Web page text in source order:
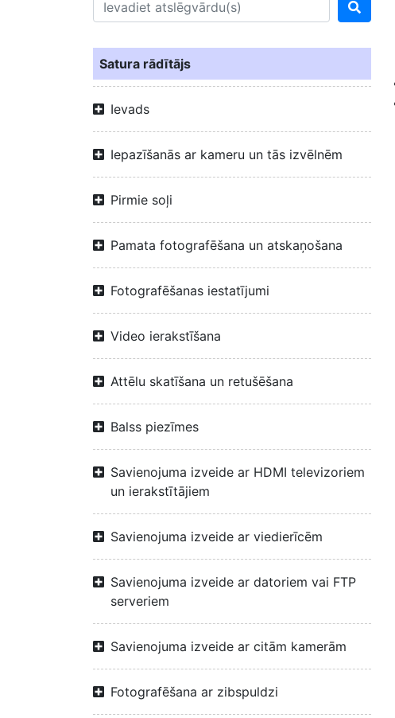
Satura rādītājs
Ievads
Iepazīšanās ar kameru un tās izvēlnēm
Pirmie soļi
Pamata fotografēšana un atskaņošana
Fotografēšanas iestatījumi
Video ierakstīšana
Attēlu skatīšana un retušēšana
Balss piezīmes
Savienojuma izveide ar HDMI televizoriem
un ierakstītājiem
Savienojuma izveide ar viedierīcēm
Savienojuma izveide ar datoriem vai FTP
serveriem
Savienojuma izveide ar citām kamerām
Fotografēšana ar zibspuldzi